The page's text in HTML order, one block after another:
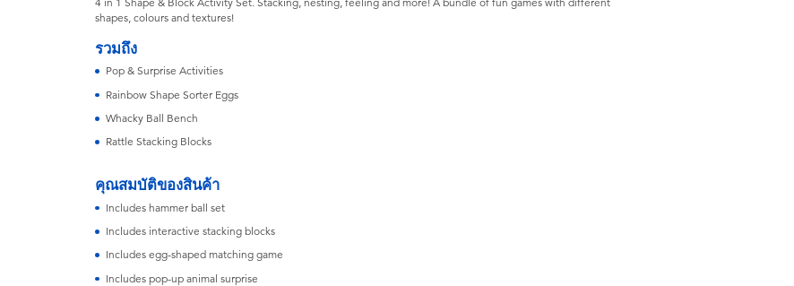
shapes, colours and textures!
รวมถึง
Pop & Surprise Activities
Rainbow Shape Sorter Eggs
Whacky Ball Bench
Rattle Stacking Blocks
คุณสมบัติของสินค้า
Includes hammer ball set
Includes interactive stacking blocks
Includes egg-shaped matching game
Includes pop-up animal surprise